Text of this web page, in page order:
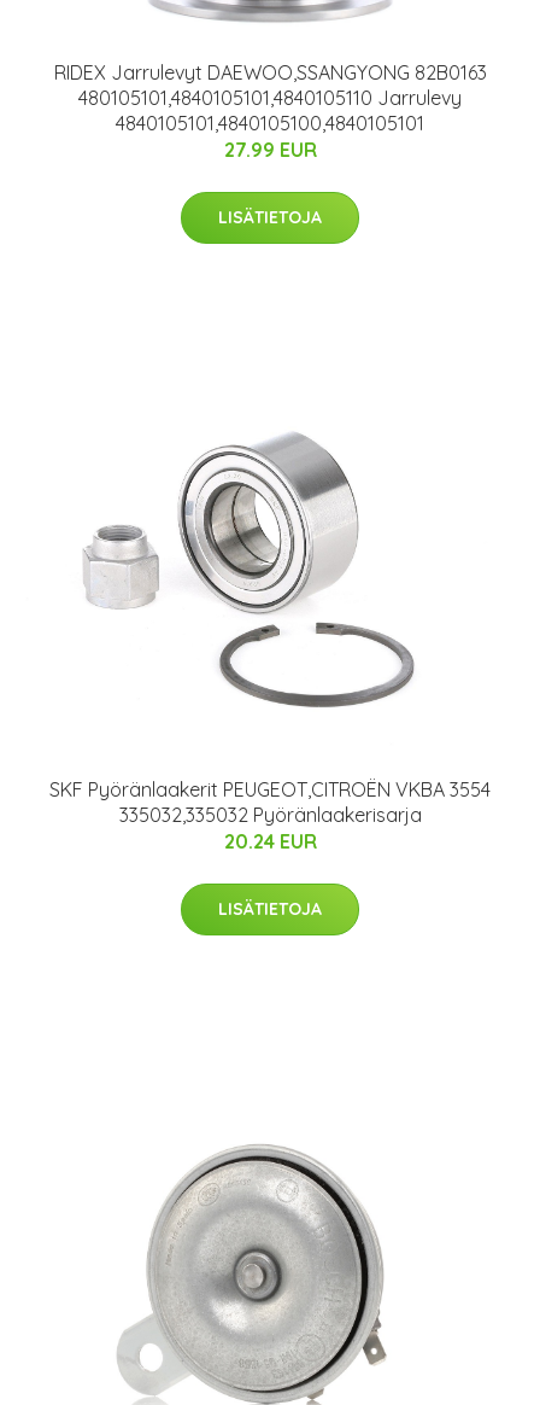
RIDEX Jarrulevyt DAEWOO,SSANGYONG 82B0163
480105101,4840105101,4840105110 Jarrulevy
4840105101,4840105100,4840105101
27.99 EUR
LISÄTIETOJA
SKF Pyöränlaakerit PEUGEOT,CITROËN VKBA 3554
335032,335032 Pyöränlaakerisarja
20.24 EUR
LISÄTIETOJA